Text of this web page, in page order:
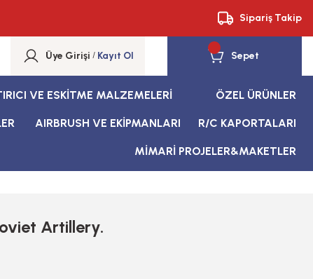
Sipariş Takip
Üye Girişi / Kayıt Ol Sepet
VE ESKİTME MALZEMELERİ ÖZEL ÜRÜNLER
AIRBRUSH VE EKİPMANLARI R/C KAPORTALARI
MİMARİ PROJELER&MAKETLER
Artillery.